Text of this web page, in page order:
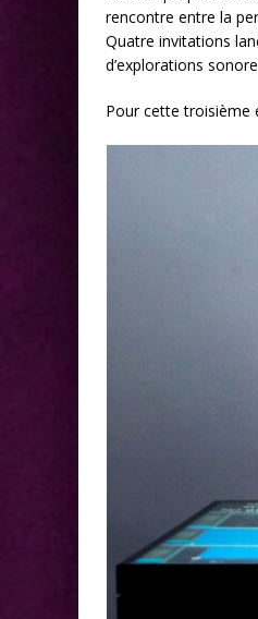
rencontre entre la
Quatre invitations
d’explorations
Pour cette troisième